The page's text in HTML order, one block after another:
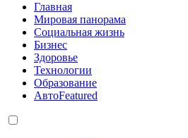
Главная
Мировая панорама
Социальная жизнь
Бизнес
Здоровье
Технологии
Образование
АвтоFeatured